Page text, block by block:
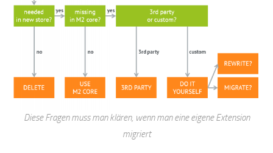
Diese Fragen muss man klären, wenn man eine eigene Extension
migriert